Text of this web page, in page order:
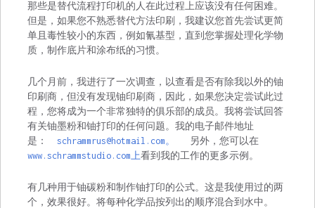
那些是替代流程打印机的人在此过程上应该没有任何困难。
但是，如果您不熟悉替代方法印刷，我建议您首先尝试更简
单且毒性较小的东西，例如氰基型，直到您掌握处理化学物
质，制作底片和涂布纸的习惯。
几个月前，我进行了一次调查，以查看是否有除我以外的铀
印刷商，但没有发现铀印刷商，因此，如果您决定尝试此过
程，您将成为一个非常独特的俱乐部的成员。我将尝试回答
有关铀墨粉和铀打印的任何问题。我的电子邮件地址
是： schrammrus@hotmail.com。
另外，您可以在
www.schrammstudio.com上看到我的工作的更多示例。
有几种用于铀碳粉和制作铀打印的公式。这是我使用过的两
个，效果很好。将每种化学品按列出的顺序混合到水中。